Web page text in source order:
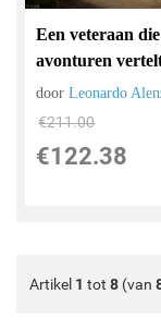
Een veteraan
avonturen
doorLeonardo
€211.00
€122.38
Artikel 1 tot 8 (van